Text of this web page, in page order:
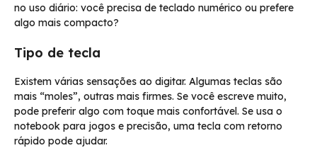
no uso diário: você precisa de teclado numérico ou prefere
algo mais compacto?
Tipo de tecla
Existem várias sensações ao digitar. Algumas teclas são
mais “moles”, outras mais firmes. Se você escreve muito,
pode preferir algo com toque mais confortável. Se usa o
notebook para jogos e precisão, uma tecla com retorno
rápido pode ajudar.